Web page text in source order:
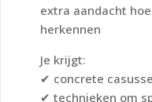
extra aandacht
herkennen
Je krijgt:
✔ concrete
✔ technieken om